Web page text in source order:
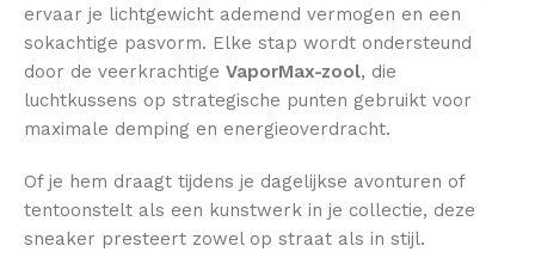
ervaar je lichtgewicht ademend vermogen en een
sokachtige pasvorm. Elke stap wordt ondersteund
door de veerkrachtige VaporMax-zool, die
luchtkussens op strategische punten gebruikt voor
maximale demping en energieoverdracht.
Of je hem draagt tijdens je dagelijkse avonturen of
tentoonstelt als een kunstwerk in je collectie, deze
sneaker presteert zowel op straat als in stijl.